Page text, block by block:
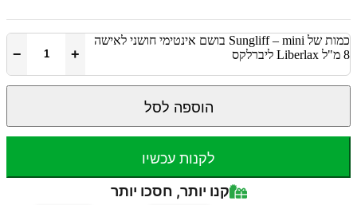
כמות של Sungliff – mini בושם אינטימי חושני לאישה
8 מ"ל Liberlax ליברלקס
+
−
הוספה לסל
לקנות עכשיו
קנו יותר, חסכו יותר